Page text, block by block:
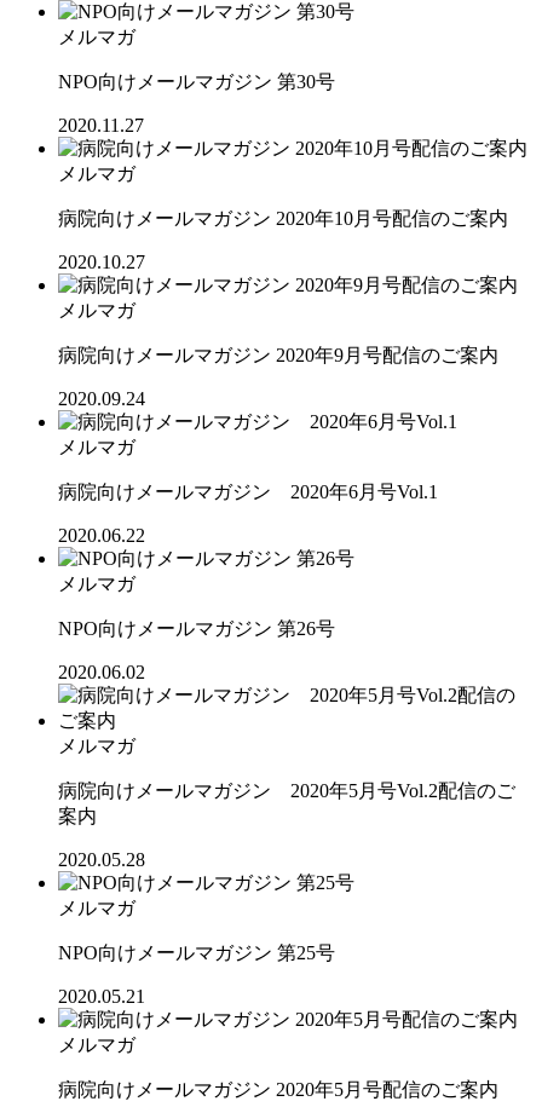
メルマガ
NPO向けメールマガジン 第30号
2020.11.27
メルマガ
病院向けメールマガジン 2020年10月号配信のご案内
2020.10.27
メルマガ
病院向けメールマガジン 2020年9月号配信のご案内
2020.09.24
メルマガ
病院向けメールマガジン 2020年6月号Vol.1
2020.06.22
メルマガ
NPO向けメールマガジン 第26号
2020.06.02
メルマガ
病院向けメールマガジン 2020年5月号Vol.2配信のご
案内
2020.05.28
メルマガ
NPO向けメールマガジン 第25号
2020.05.21
メルマガ
病院向けメールマガジン 2020年5月号配信のご案内